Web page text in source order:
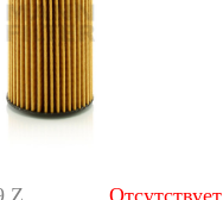
Z
Отсутствует